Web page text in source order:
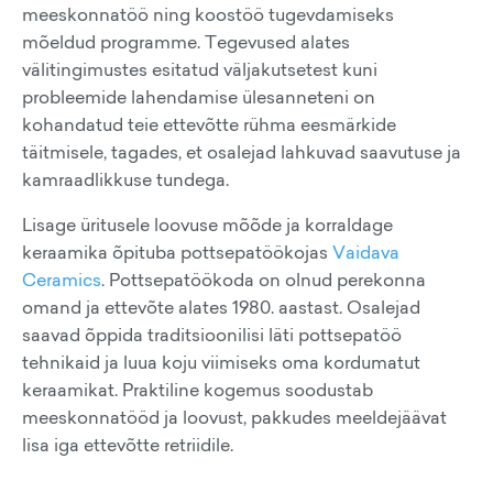
meeskonnatöö ning koostöö tugevdamiseks
mõeldud programme. Tegevused alates
välitingimustes esitatud väljakutsetest kuni
probleemide lahendamise ülesanneteni on
kohandatud teie ettevõtte rühma eesmärkide
täitmisele, tagades, et osalejad lahkuvad saavutuse ja
kamraadlikkuse tundega.
Lisage üritusele loovuse mõõde ja korraldage
keraamika õpituba pottsepatöökojas Vaidava
Ceramics. Pottsepatöökoda on olnud perekonna
omand ja ettevõte alates 1980. aastast. Osalejad
saavad õppida traditsioonilisi läti pottsepatöö
tehnikaid ja luua koju viimiseks oma kordumatut
keraamikat. Praktiline kogemus soodustab
meeskonnatööd ja loovust, pakkudes meeldejäävat
lisa iga ettevõtte retriidile.